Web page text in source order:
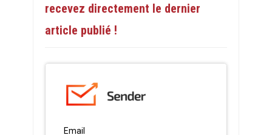
recevez directement le dernier
article publié !